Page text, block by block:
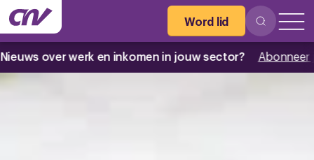
Word lid
werk en inkomen in jouw sector? Abonneer je nu